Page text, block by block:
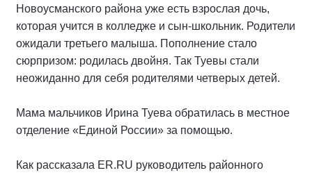
Новоусманского района уже есть взрослая дочь,
которая учится в колледже и сын-школьник. Родители
ожидали третьего малыша. Пополнение стало
сюрпризом: родилась двойня. Так Туевы стали
неожиданно для себя родителями четверых детей.
Мама мальчиков Ирина Туева обратилась в местное
отделение «Единой России» за помощью.
Как рассказала ER.RU руководитель районного